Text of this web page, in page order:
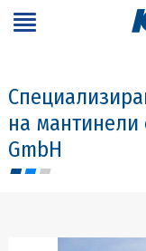
на мантинели
GmbH